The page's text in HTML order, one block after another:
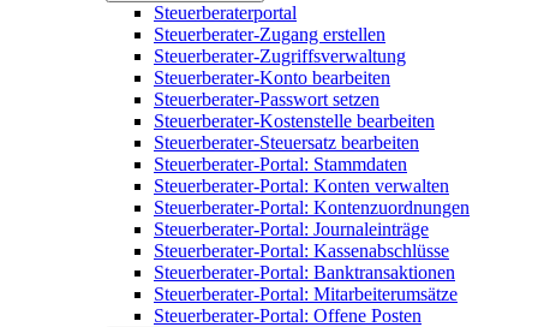
Steuerberaterportal
Steuerberater-Zugang erstellen
Steuerberater-Zugriffsverwaltung
Steuerberater-Konto bearbeiten
Steuerberater-Passwort setzen
Steuerberater-Kostenstelle bearbeiten
Steuerberater-Steuersatz bearbeiten
Steuerberater-Portal: Stammdaten
Steuerberater-Portal: Konten verwalten
Steuerberater-Portal: Kontenzuordnungen
Steuerberater-Portal: Journaleinträge
Steuerberater-Portal: Kassenabschlüsse
Steuerberater-Portal: Banktransaktionen
Steuerberater-Portal: Mitarbeiterumsätze
Steuerberater-Portal: Offene Posten